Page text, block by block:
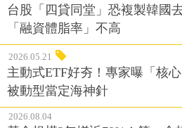
台股「四貸同堂」恐複製韓國
「融資體脂率」不高
2026.05.21
主動式ETF好夯！專家曝「核
被動型當定海神針
2026.08.04